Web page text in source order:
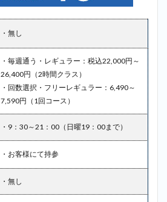
・無し
・毎週通う・レギュラー：税込22,000円～
26,400円（2時間クラス）
・回数選択・フリーレギュラー：6,490～
7,590円（1回コース）
・9：30～21：00（日曜19：00まで）
・お客様にて持参
・無し